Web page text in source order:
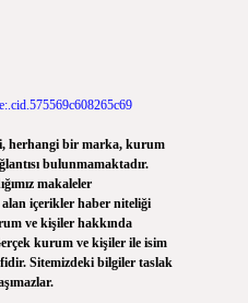
herhangi bir marka, kurum
bulunmamaktadır.
makaleler
içerikler haber niteliği
ve kişiler hakkında
kurum ve kişiler ile isim
Sitemizdeki bilgiler taslak